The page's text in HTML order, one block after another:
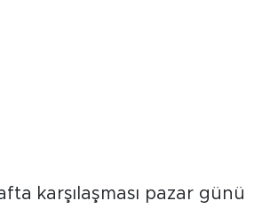
karşılaşması pazar günü